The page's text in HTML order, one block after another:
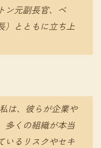
ン元副長官、ベ
）とともに立ち上
は、彼らが企業や
多くの組織が本当
いるリスクやセキ